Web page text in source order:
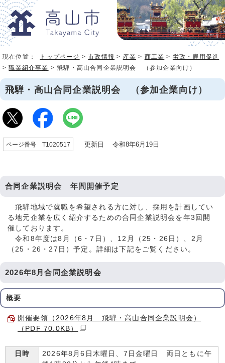
現在位置： トップページ >市政情報 > 産業 > 商工業 > 労政・雇用促進
>職業紹介事業 > 飛騨・高山合同企業説明会 （参加企業向け）
飛騨・高山合同企業説明会 （参加企業向け）
ページ番号 T1020517 更新日 令和8年6月19日
合同企業説明会 年間開催予定
飛騨地域で就職を希望される方に対し、採用を計画してい
る地元企業を広く紹介するための合同企業説明会を年3回開
催しております。
令和8年度は8月（6・7日）、12月（25・26日）、2月
（25・26・27日）予定。詳細は下記をご覧ください。
2026年8月合同企業説明会
概要
開催要領（2026年8月 飛騨・高山合同企業説明会）
（PDF 70.0KB）
日時
2026年8月6日木曜日、7日金曜日 両日ともに午